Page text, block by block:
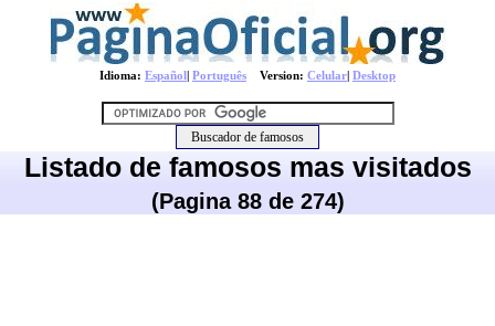
Idioma: Español| Português Version: Celular| Desktop
Listado de famosos mas visitados
(Pagina 88 de 274)